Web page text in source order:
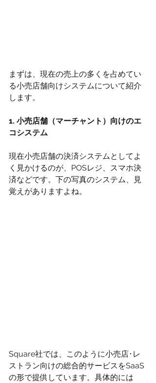
まずは、現在の売上の多くを占めてい
る小売店舗向けシステムについて紹介
します。
1. 小売店舗（マーチャント）向けのエ
コシステム
現在小売店舗の決済システムとしてよ
く見かけるのが、POSレジ、スマホ決
済などです。下の写真のシステム、見
覚えがありますよね。
Square社では、このように小売店･レ
ストラン向けの総合的サービスをSaaS
の形で提供しています。具体的には